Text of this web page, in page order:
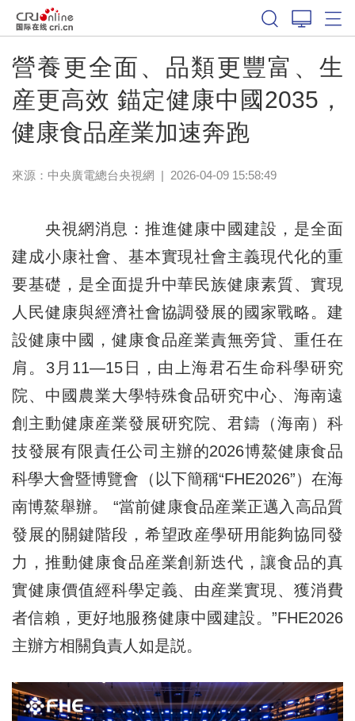
營養更全面、品類更豐富、生
産更高效 錨定健康中國2035，
健康食品産業加速奔跑
來源： 中央廣電總台央視網 | 2026-04-09 15:58:49
央視網消息：推進健康中國建設，是全面
建成小康社會、基本實現社會主義現代化的重
要基礎，是全面提升中華民族健康素質、實現
人民健康與經濟社會協調發展的國家戰略。建
設健康中國，健康食品産業責無旁貸、重任在
肩。3月11—15日，由上海君石生命科學研究
院、中國農業大學特殊食品研究中心、海南遠
創主動健康産業發展研究院、君鑄（海南）科
技發展有限責任公司主辦的2026博鰲健康食品
科學大會暨博覽會（以下簡稱“FHE2026”）在海
南博鰲舉辦。 “當前健康食品産業正邁入高品質
發展的關鍵階段，希望政産學研用能夠協同發
力，推動健康食品産業創新迭代，讓食品的真
實健康價值經科學定義、由産業實現、獲消費
者信賴，更好地服務健康中國建設。”FHE2026
主辦方相關負責人如是説。